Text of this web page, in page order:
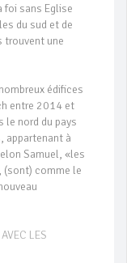
foi sans Eglise
du sud et de
trouvent une
édifices
entre 2014 et
le nord du pays
appartenant à
Samuel, «les
(sont) comme le
LES